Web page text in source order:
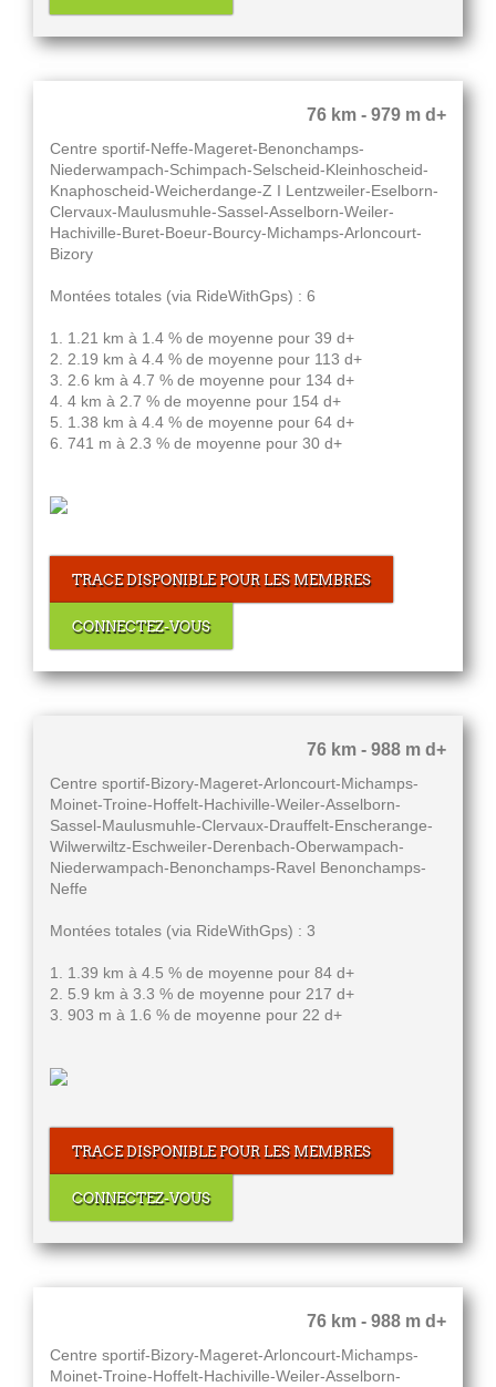
76 km - 979 m d+
Centre sportif-Neffe-Mageret-Benonchamps-
Niederwampach-Schimpach-Selscheid-Kleinhoscheid-
Knaphoscheid-Weicherdange-Z I Lentzweiler-Eselborn-
Clervaux-Maulusmuhle-Sassel-Asselborn-Weiler-
Hachiville-Buret-Boeur-Bourcy-Michamps-Arloncourt-
Bizory
Montées totales (via RideWithGps) : 6
1. 1.21 km à 1.4 % de moyenne pour 39 d+
2. 2.19 km à 4.4 % de moyenne pour 113 d+
3. 2.6 km à 4.7 % de moyenne pour 134 d+
4. 4 km à 2.7 % de moyenne pour 154 d+
5. 1.38 km à 4.4 % de moyenne pour 64 d+
6. 741 m à 2.3 % de moyenne pour 30 d+
TRACE DISPONIBLE POUR LES MEMBRES
CONNECTEZ-VOUS
76 km - 988 m d+
Centre sportif-Bizory-Mageret-Arloncourt-Michamps-
Moinet-Troine-Hoffelt-Hachiville-Weiler-Asselborn-
Sassel-Maulusmuhle-Clervaux-Drauffelt-Enscherange-
Wilwerwiltz-Eschweiler-Derenbach-Oberwampach-
Niederwampach-Benonchamps-Ravel Benonchamps-
Neffe
Montées totales (via RideWithGps) : 3
1. 1.39 km à 4.5 % de moyenne pour 84 d+
2. 5.9 km à 3.3 % de moyenne pour 217 d+
3. 903 m à 1.6 % de moyenne pour 22 d+
TRACE DISPONIBLE POUR LES MEMBRES
CONNECTEZ-VOUS
76 km - 988 m d+
Centre sportif-Bizory-Mageret-Arloncourt-Michamps-
Moinet-Troine-Hoffelt-Hachiville-Weiler-Asselborn-